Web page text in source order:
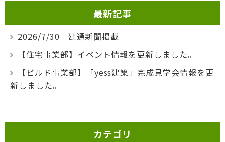
最新記事
2026/7/30 建通新聞掲載
【住宅事業部】イベント情報を更新しました。
【ビルド事業部】「yess建築」完成見学会情報を更
新しました。
カテゴリ